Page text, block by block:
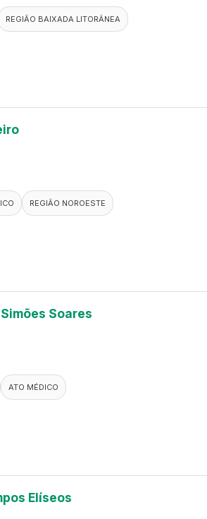
REGIÃO BAIXADA LITORÂNEA
REGIÃO NOROESTE
Soares
ATO MÉDICO
Elíseos